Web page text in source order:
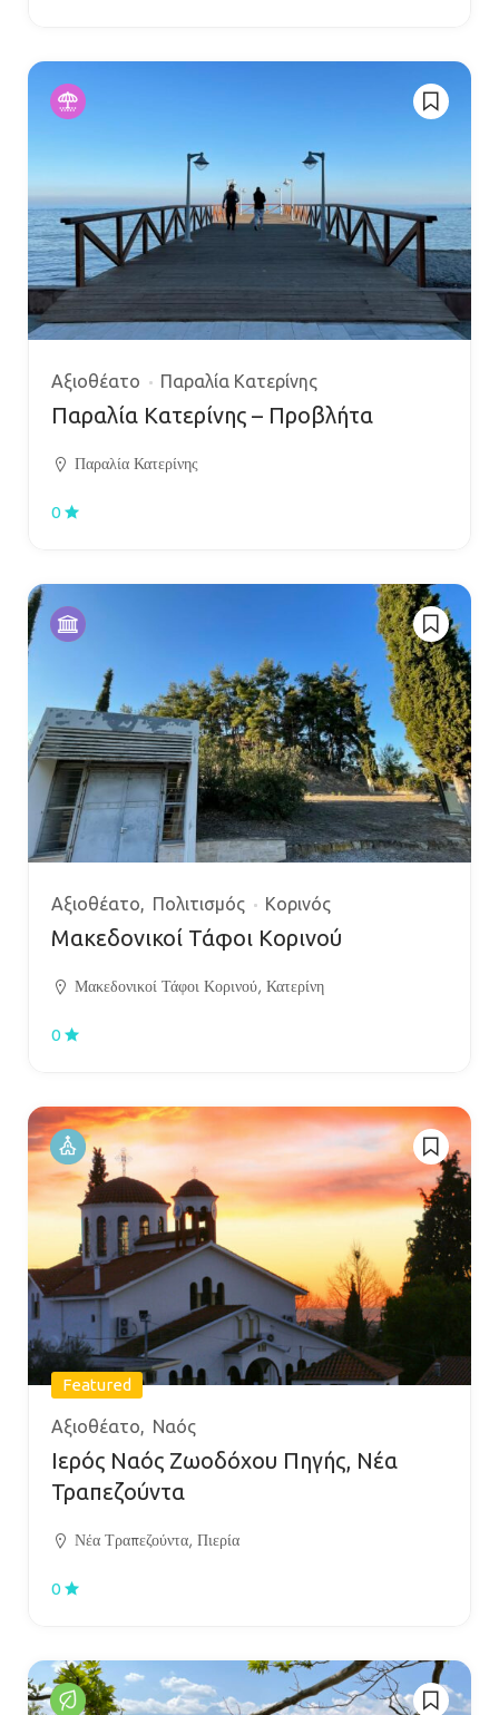
Αξιοθέατο Παραλία Κατερίνης
Παραλία Κατερίνης – Προβλήτα
Παραλία Κατερίνης
0
Αξιοθέατο Πολιτισμός Κορινός
Μακεδονικοί Τάφοι Κορινού
Μακεδονικοί Τάφοι Κορινού, Κατερίνη
0
Featured
Αξιοθέατο Ναός
Ιερός Ναός Ζωοδόχου Πηγής, Νέα
Τραπεζούντα
Νέα Τραπεζούντα, Πιερία
0